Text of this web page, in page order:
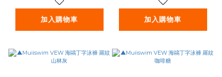
加入購物車 加入購物車